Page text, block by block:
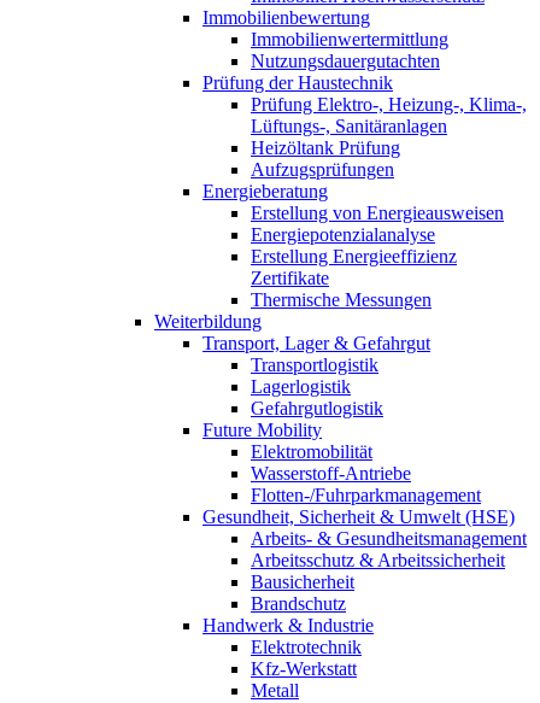
Immobilienbewertung
Immobilienwertermittlung
Nutzungsdauergutachten
Prüfung der Haustechnik
Prüfung Elektro-, Heizung-, Klima-,
Lüftungs-, Sanitäranlagen
Heizöltank Prüfung
Aufzugsprüfungen
Energieberatung
Erstellung von Energieausweisen
Energiepotenzialanalyse
Erstellung Energieeffizienz
Zertifikate
Thermische Messungen
Weiterbildung
Transport, Lager & Gefahrgut
Transportlogistik
Lagerlogistik
Gefahrgutlogistik
Future Mobility
Elektromobilität
Wasserstoff-Antriebe
Flotten-/Fuhrparkmanagement
Gesundheit, Sicherheit & Umwelt (HSE)
Arbeits- & Gesundheitsmanagement
Arbeitsschutz & Arbeitssicherheit
Bausicherheit
Brandschutz
Handwerk & Industrie
Elektrotechnik
Kfz-Werkstatt
Metall